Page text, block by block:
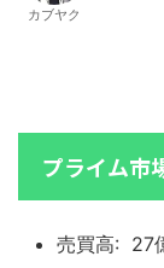
カブヤク
プライム市
売買高: 27